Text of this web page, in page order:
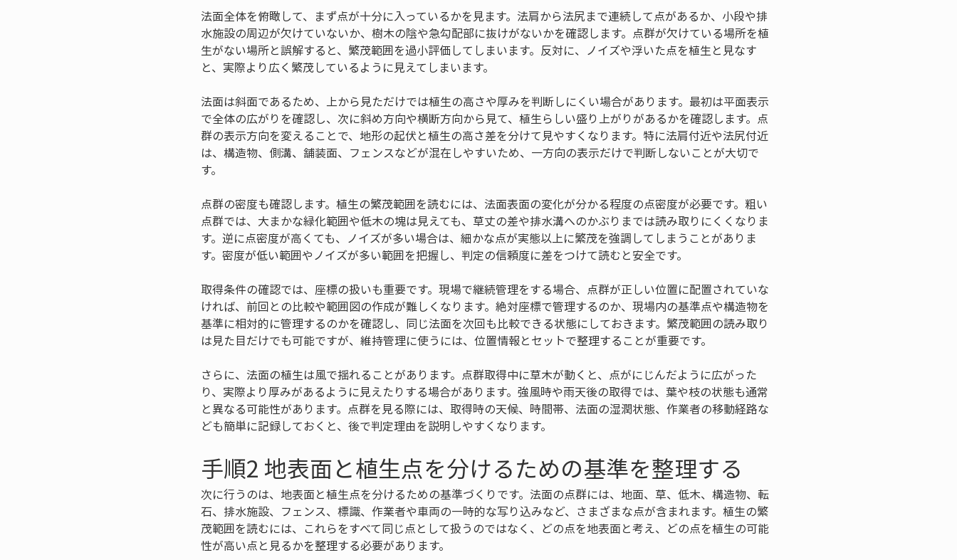
法面全体を俯瞰して、まず点が十分に入っているかを見ます。法肩から法尻まで連続して点があるか、小段や排
水施設の周辺が欠けていないか、樹木の陰や急勾配部に抜けがないかを確認します。点群が欠けている場所を植
生がない場所と誤解すると、繁茂範囲を過小評価してしまいます。反対に、ノイズや浮いた点を植生と見なす
と、実際より広く繁茂しているように見えてしまいます。
法面は斜面であるため、上から見ただけでは植生の高さや厚みを判断しにくい場合があります。最初は平面表示
で全体の広がりを確認し、次に斜め方向や横断方向から見て、植生らしい盛り上がりがあるかを確認します。点
群の表示方向を変えることで、地形の起伏と植生の高さ差を分けて見やすくなります。特に法肩付近や法尻付近
は、構造物、側溝、舗装面、フェンスなどが混在しやすいため、一方向の表示だけで判断しないことが大切で
す。
点群の密度も確認します。植生の繁茂範囲を読むには、法面表面の変化が分かる程度の点密度が必要です。粗い
点群では、大まかな緑化範囲や低木の塊は見えても、草丈の差や排水溝へのかぶりまでは読み取りにくくなりま
す。逆に点密度が高くても、ノイズが多い場合は、細かな点が実態以上に繁茂を強調してしまうことがありま
す。密度が低い範囲やノイズが多い範囲を把握し、判定の信頼度に差をつけて読むと安全です。
取得条件の確認では、座標の扱いも重要です。現場で継続管理をする場合、点群が正しい位置に配置されていな
ければ、前回との比較や範囲図の作成が難しくなります。絶対座標で管理するのか、現場内の基準点や構造物を
基準に相対的に管理するのかを確認し、同じ法面を次回も比較できる状態にしておきます。繁茂範囲の読み取り
は見た目だけでも可能ですが、維持管理に使うには、位置情報とセットで整理することが重要です。
さらに、法面の植生は風で揺れることがあります。点群取得中に草木が動くと、点がにじんだように広がった
り、実際より厚みがあるように見えたりする場合があります。強風時や雨天後の取得では、葉や枝の状態も通常
と異なる可能性があります。点群を見る際には、取得時の天候、時間帯、法面の湿潤状態、作業者の移動経路な
ども簡単に記録しておくと、後で判定理由を説明しやすくなります。
手順2 地表面と植生点を分けるための基準を整理する
次に行うのは、地表面と植生点を分けるための基準づくりです。法面の点群には、地面、草、低木、構造物、転
石、排水施設、フェンス、標識、作業者や車両の一時的な写り込みなど、さまざまな点が含まれます。植生の繁
茂範囲を読むには、これらをすべて同じ点として扱うのではなく、どの点を地表面と考え、どの点を植生の可能
性が高い点と見るかを整理する必要があります。